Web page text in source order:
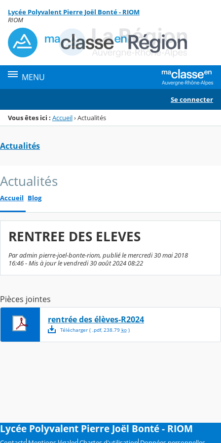
Menu de la rubrique
Contenu
Lycée Polyvalent Pierre Joël Bonté - RIOM
RIOM
MENU
Se connecter
Vous êtes ici : Accueil›Actualités
Actualités
Actualités
Accueil Blog
RENTREE DES ELEVES
Par admin pierre-joel-bonte-riom, publié le mercredi 30 mai 2018
16:46 - Mis à jour le vendredi 30 août 2024 08:22
Pièces jointes
rentrée des élèves-R2024
Télécharger( .pdf, 238.79 ko)
Lycée Polyvalent Pierre Joël Bonté - RIOM